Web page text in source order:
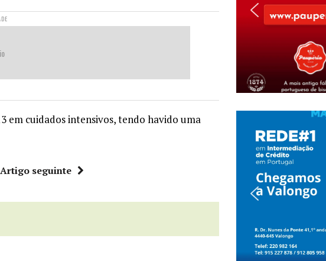
em cuidados intensivos, tendo havido uma
Artigo seguinte